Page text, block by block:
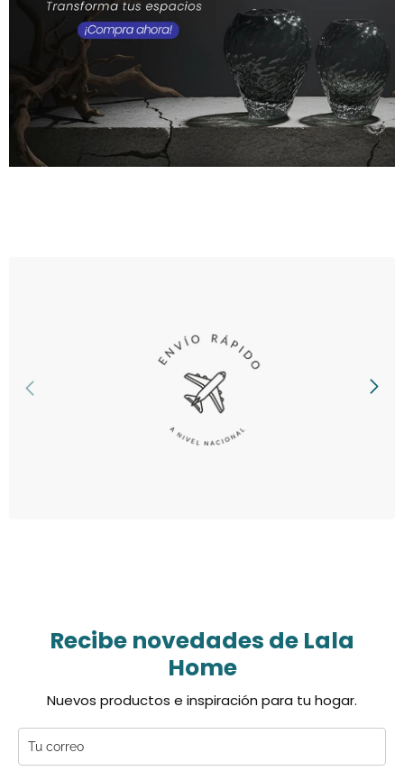
Recibe novedades de Lala
Home
Nuevos productos e inspiración para tu hogar.